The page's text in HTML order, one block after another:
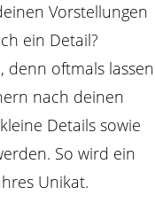
Vorstellungen
ein Detail?
denn oftmals lassen
nach deinen
Details sowie
So wird ein
Unikat.